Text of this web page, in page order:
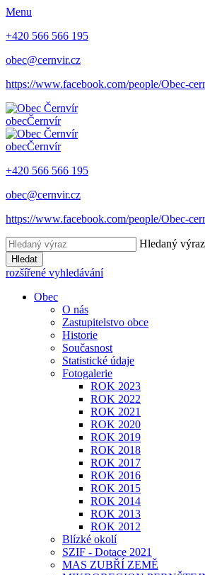
Menu
+420 566 566 195
obec@cernvir.cz
https://www.facebook.com/people/Obec-
obecČernvír
obecČernvír
+420 566 566 195
obec@cernvir.cz
https://www.facebook.com/people/Obec-
Hledaný výraz
Hledat
rozšířené vyhledávání
Obec
O nás
Zastupitelstvo obce
Historie
Současnost
Statistické údaje
Fotogalerie
ROK 2023
ROK 2022
ROK 2021
ROK 2020
ROK 2019
ROK 2018
ROK 2017
ROK 2016
ROK 2015
ROK 2014
ROK 2013
ROK 2012
Blízké okolí
SZIF - Dotace 2021
MAS ZUBŘÍ ZEMĚ